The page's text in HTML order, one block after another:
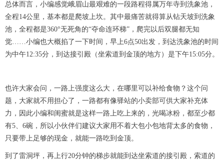
总体而言，小编感觉峨眉山最艰难的一段路程得属万年寺到洗象池，
全程14公里，基本都是爬坡上坎。其中最痛苦就得算从钻天坡到洗象
池，全程都是360°无死角的“夺命连环梯”，爬完以后双腿都无知
觉……小编也大概掐了一下时间，早上6点50出发，到达洗象池的时间
为中午12:35分，到达接引殿（坐索道到金顶的地方）是下午15:05分。
也许大家会问，一路上强度这么大，在哪里可以补给食物？这个问
题，大家就不用担心了，一路都有像驿站的小卖部可供大家补充体
力，因此小编和闺蜜就是这样一路上吃上来的，光喝冰粉，都至少都
有5、6碗，所以小伙伴们建议大家用不着大包小包地背太多的食物，
只要带上足够的现金，就能一路吃到金顶。
到了雷洞坪，再上行20分钟的梯步就能到达坐索道的接引殿，索道的